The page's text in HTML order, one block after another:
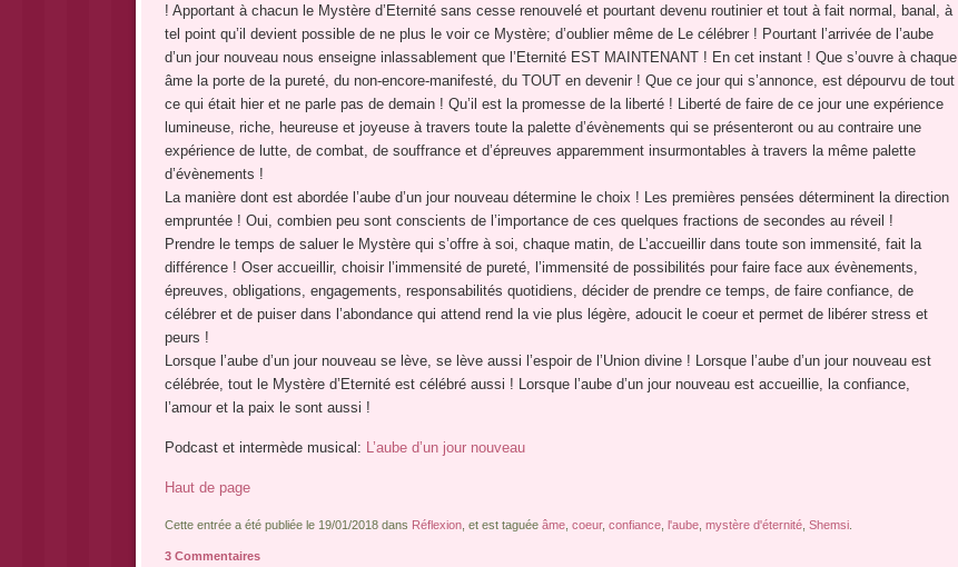
haut/bas
pour
augmenter
ou
diminuer
le
volume.
! Apportant à chacun le Mystère d’Eternité sans cesse renouvelé et pourtant devenu routinier et tout à fait normal, banal, à
tel point qu’il devient possible de ne plus le voir ce Mystère; d’oublier même de Le célébrer ! Pourtant l’arrivée de l’aube
d’un jour nouveau nous enseigne inlassablement que l’Eternité EST MAINTENANT ! En cet instant ! Que s’ouvre à chaque
âme la porte de la pureté, du non-encore-manifesté, du TOUT en devenir ! Que ce jour qui s’annonce, est dépourvu de tout
ce qui était hier et ne parle pas de demain ! Qu’il est la promesse de la liberté ! Liberté de faire de ce jour une expérience
lumineuse, riche, heureuse et joyeuse à travers toute la palette d’évènements qui se présenteront ou au contraire une
expérience de lutte, de combat, de souffrance et d’épreuves apparemment insurmontables à travers la même palette
d’évènements !
La manière dont est abordée l’aube d’un jour nouveau détermine le choix ! Les premières pensées déterminent la direction
empruntée ! Oui, combien peu sont conscients de l’importance de ces quelques fractions de secondes au réveil !
Prendre le temps de saluer le Mystère qui s’offre à soi, chaque matin, de L’accueillir dans toute son immensité, fait la
différence ! Oser accueillir, choisir l’immensité de pureté, l’immensité de possibilités pour faire face aux évènements,
épreuves, obligations, engagements, responsabilités quotidiens, décider de prendre ce temps, de faire confiance, de
célébrer et de puiser dans l’abondance qui attend rend la vie plus légère, adoucit le coeur et permet de libérer stress et
peurs !
Lorsque l’aube d’un jour nouveau se lève, se lève aussi l’espoir de l’Union divine ! Lorsque l’aube d’un jour nouveau est
célébrée, tout le Mystère d’Eternité est célébré aussi ! Lorsque l’aube d’un jour nouveau est accueillie, la confiance,
l’amour et la paix le sont aussi !
Podcast et intermède musical: L’aube d’un jour nouveau
Haut de page
Cette entrée a été publiée le 19/01/2018 dans Réflexion, et est taguée âme, coeur, confiance, l'aube, mystère d'éternité, Shemsi.
3 Commentaires